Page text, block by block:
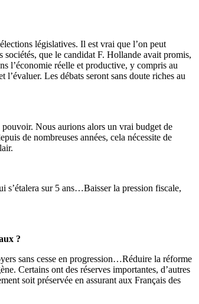
législatives. Il est vrai que l’on peut
que le candidat F. Hollande avait promis,
l’économie réelle et productive, y compris au
Les débats seront sans doute riches au
pouvoir. Nous aurions alors un vrai budget de
de nombreuses années, cela nécessite de
s’étalera sur 5 ans…Baisser la pression fiscale,
?
sans cesse en progression…Réduire la réforme
Certains ont des réserves importantes, d’autres
soit préservée en assurant aux Français des